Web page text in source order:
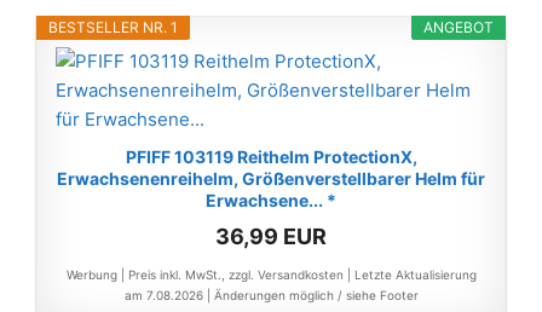
ANGEBOT
BESTSELLER NR. 1
PFIFF 103119 Reithelm ProtectionX,
Erwachsenenreihelm, Größenverstellbarer Helm für
Erwachsene... *
36,99 EUR
Werbung | Preis inkl. MwSt., zzgl. Versandkosten |
Letzte Aktualisierung
am 7.08.2026 | Änderungen möglich / siehe Footer